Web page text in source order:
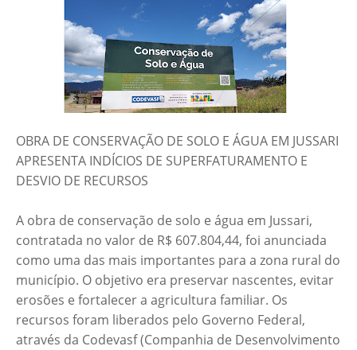
OBRA DE CONSERVAÇÃO DE SOLO E ÁGUA EM JUSSARI
APRESENTA INDÍCIOS DE SUPERFATURAMENTO E
DESVIO DE RECURSOS
A obra de conservação de solo e água em Jussari,
contratada no valor de R$ 607.804,44, foi anunciada
como uma das mais importantes para a zona rural do
município. O objetivo era preservar nascentes, evitar
erosões e fortalecer a agricultura familiar. Os
recursos foram liberados pelo Governo Federal,
através da Codevasf (Companhia de Desenvolvimento